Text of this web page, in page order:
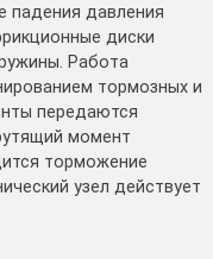
падения давления
диски
Работа
тормозных и
передаются
момент
торможение
узел действует